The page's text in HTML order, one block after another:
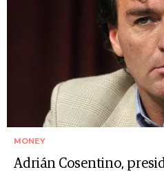
MONEY
Adrián Cosentino,